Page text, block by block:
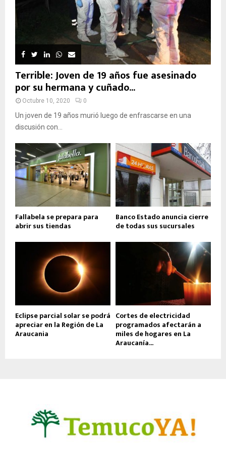
Terrible: Joven de 19 años fue asesinado
por su hermana y cuñado...
Octubre 10, 2020 0
Un joven de 19 años murió luego de enfrascarse en una
discusión con...
Fallabela se prepara para
abrir sus tiendas
Banco Estado anuncia cierre
de todas sus sucursales
Eclipse parcial solar se podrá
apreciar en la Región de La
Araucania
Cortes de electricidad
programados afectarán a
miles de hogares en La
Araucanía...